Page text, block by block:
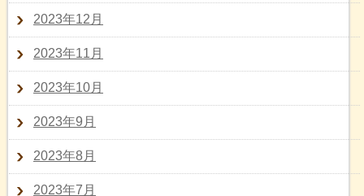
2023年12月
2023年11月
2023年10月
2023年9月
2023年8月
2023年7月